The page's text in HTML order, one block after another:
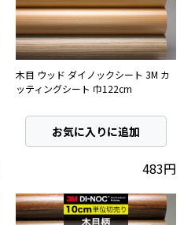
木目 ウッド ダイノックシート 3M カ
ッティングシート 巾122cm
お気に入りに追加
483円